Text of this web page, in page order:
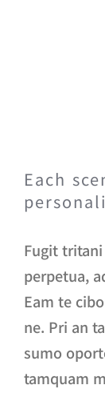
Each
Fugit
perpetua,
Eam te
ne. Pri an
sumo
tamquam